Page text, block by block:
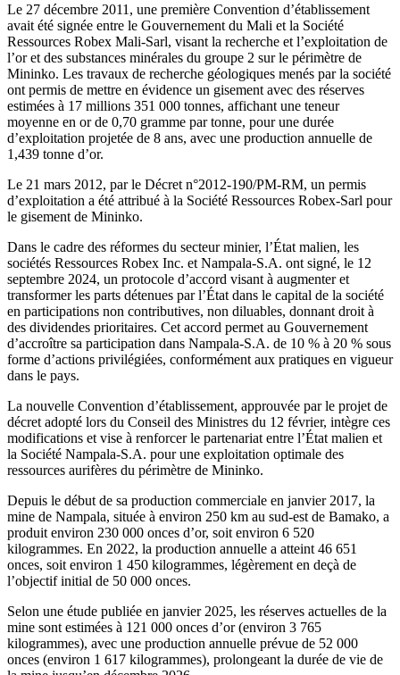
Une
nouvelle
convention
pour
Nampala-
S.A.
Le 27 décembre 2011, une première Convention d’établissement
avait été signée entre le Gouvernement du Mali et la Société
Ressources Robex Mali-Sarl, visant la recherche et l’exploitation de
l’or et des substances minérales du groupe 2 sur le périmètre de
Mininko. Les travaux de recherche géologiques menés par la société
ont permis de mettre en évidence un gisement avec des réserves
estimées à 17 millions 351 000 tonnes, affichant une teneur
moyenne en or de 0,70 gramme par tonne, pour une durée
d’exploitation projetée de 8 ans, avec une production annuelle de
1,439 tonne d’or.
Le 21 mars 2012, par le Décret n°2012-190/PM-RM, un permis
d’exploitation a été attribué à la Société Ressources Robex-Sarl pour
le gisement de Mininko.
Dans le cadre des réformes du secteur minier, l’État malien, les
sociétés Ressources Robex Inc. et Nampala-S.A. ont signé, le 12
septembre 2024, un protocole d’accord visant à augmenter et
transformer les parts détenues par l’État dans le capital de la société
en participations non contributives, non diluables, donnant droit à
des dividendes prioritaires. Cet accord permet au Gouvernement
d’accroître sa participation dans Nampala-S.A. de 10 % à 20 % sous
forme d’actions privilégiées, conformément aux pratiques en vigueur
dans le pays.
La nouvelle Convention d’établissement, approuvée par le projet de
décret adopté lors du Conseil des Ministres du 12 février, intègre ces
modifications et vise à renforcer le partenariat entre l’État malien et
la Société Nampala-S.A. pour une exploitation optimale des
ressources aurifères du périmètre de Mininko.
Depuis le début de sa production commerciale en janvier 2017, la
mine de Nampala, située à environ 250 km au sud-est de Bamako, a
produit environ 230 000 onces d’or, soit environ 6 520
kilogrammes. En 2022, la production annuelle a atteint 46 651
onces, soit environ 1 450 kilogrammes, légèrement en deçà de
l’objectif initial de 50 000 onces.
Selon une étude publiée en janvier 2025, les réserves actuelles de la
mine sont estimées à 121 000 onces d’or (environ 3 765
kilogrammes), avec une production annuelle prévue de 52 000
onces (environ 1 617 kilogrammes), prolongeant la durée de vie de